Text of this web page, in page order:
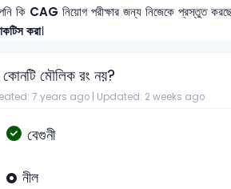
কি CAG নিয়োগ পরীক্ষার জন্য নিজেকে প্রস্তুত
করা।
কোনটি মৌলিক রং নয়?
7 years ago | Updated: 2 weeks ago
বেগুনী
নীল